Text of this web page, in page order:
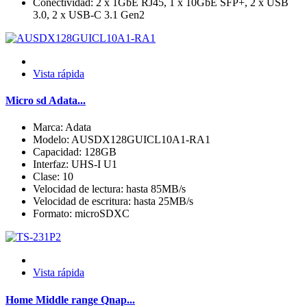
Conectividad: 2 x 1GbE RJ45, 1 x 10GbE SFP+, 2 x USB
3.0, 2 x USB-C 3.1 Gen2
Vista rápida
Micro sd Adata...
Marca: Adata
Modelo: AUSDX128GUICL10A1-RA1
Capacidad: 128GB
Interfaz: UHS-I U1
Clase: 10
Velocidad de lectura: hasta 85MB/s
Velocidad de escritura: hasta 25MB/s
Formato: microSDXC
Vista rápida
Home Middle range Qnap...